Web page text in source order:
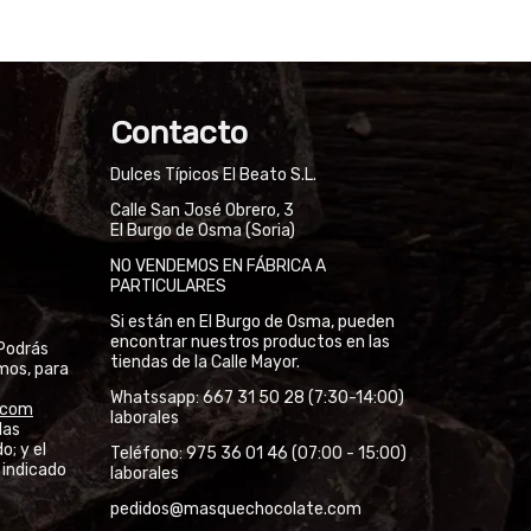
para
y el
Contacto
Dulces Típicos El Beato S.L.
Calle San José Obrero, 3
El Burgo de Osma (Soria)
NO VENDEMOS EN FÁBRICA A
PARTICULARES
Si están en El Burgo de Osma, pueden
encontrar nuestros productos en las
tiendas de la Calle Mayor.
Whatssapp: 667 31 50 28 (7:30-14:00)
laborales
Teléfono: 975 36 01 46 (07:00 - 15:00)
laborales
pedidos@masquechocolate.com